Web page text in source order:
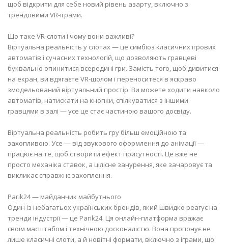
щоб відкрити для себе новий рівень азарту, включно з
трендовими VR-іграми.
Що таке VR-слоти і чому вони важливі?
Віртуальна реальність у слотах — це симбіоз класичних ігрових
автоматів і сучасних технологій, що дозволяють гравцеві
буквально опинитися всередині гри. Замість того, щоб дивитися
на екран, ви вдягаєте VR-шолом і переноситеся в яскраво
змодельований віртуальний простір. Ви можете ходити навколо
автоматів, натискати на кнопки, спілкуватися з іншими
гравцями в залі — усе це стає частиною вашого досвіду.
Віртуальна реальність робить гру більш емоційною та
захопливою. Усе — від звукового оформлення до анімації —
працює на те, щоб створити ефект присутності. Це вже не
просто механіка ставок, а цілісне занурення, яке зачаровує та
викликає справжнє захоплення.
Parik24 — майданчик майбутнього
Один із небагатьох українських брендів, який швидко реагує на
тренди індустрії — це Parik24. Ця онлайн-платформа вражає
своїм масштабом і технічною досконалістю. Вона пропонує не
лише класичні слоти, а й новітні формати, включно з іграми, що